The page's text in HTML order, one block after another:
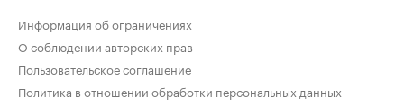
Информация об ограничениях
О соблюдении авторских прав
Пользовательское соглашение
Политика в отношении обработки персональных данных